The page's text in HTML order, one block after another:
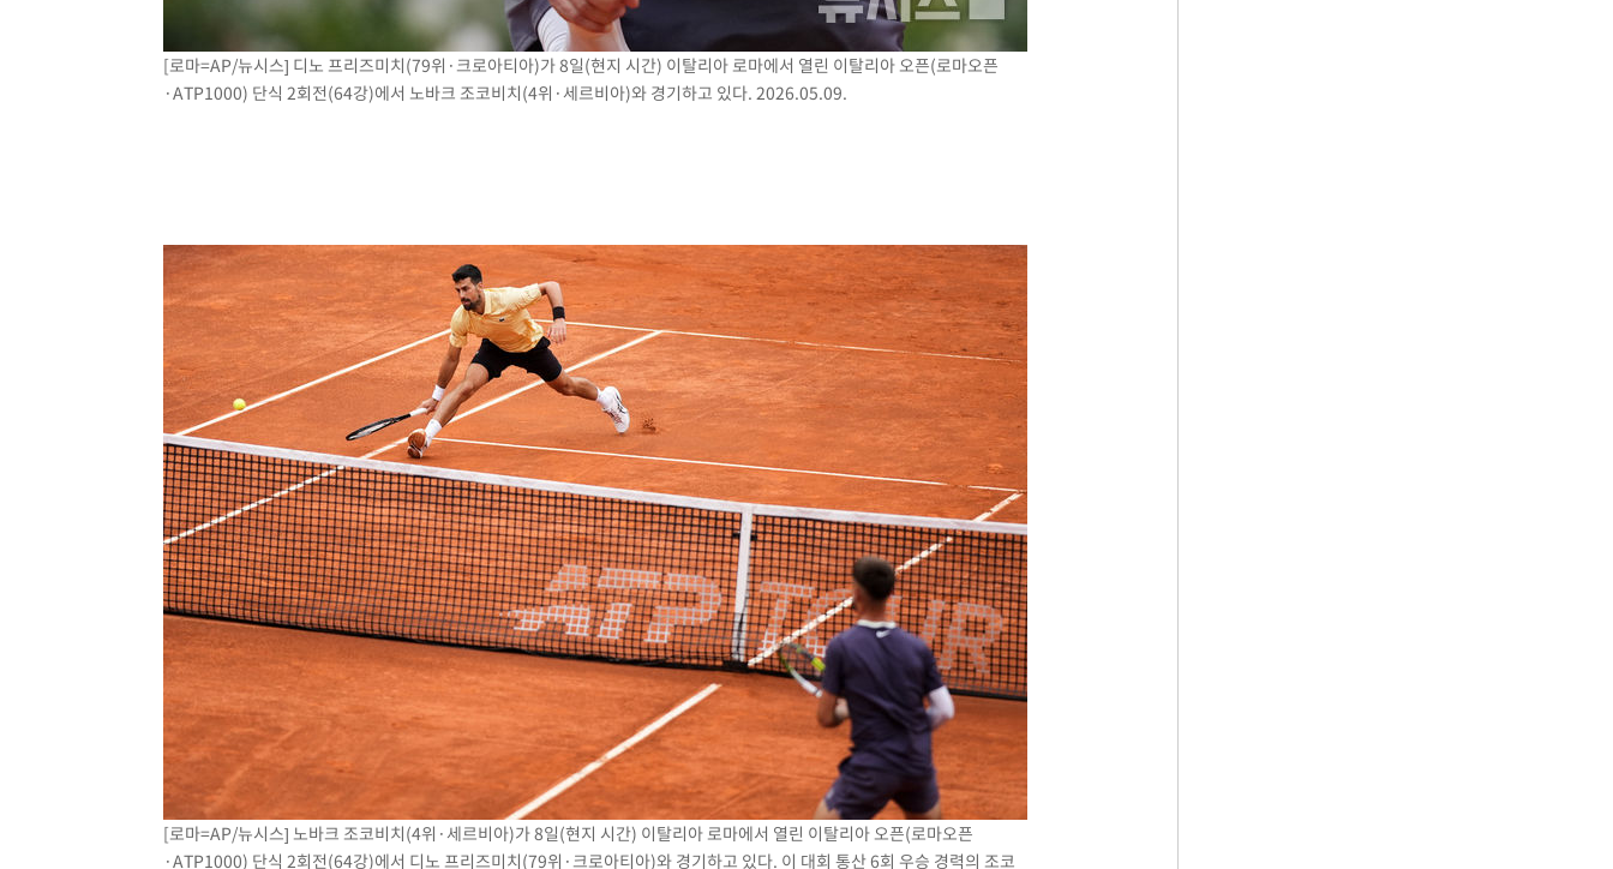
[로마=AP/뉴시스] 디노 프리즈미치(79위·크로아티아)가 8일(현지 시간) 이탈리아 로마에서 열린 이탈리아 오픈(로마오픈
·ATP1000) 단식 2회전(64강)에서 노바크 조코비치(4위·세르비아)와 경기하고 있다. 2026.05.09.
[로마=AP/뉴시스] 노바크 조코비치(4위·세르비아)가 8일(현지 시간) 이탈리아 로마에서 열린 이탈리아 오픈(로마오픈
·ATP1000) 단식 2회전(64강)에서 디노 프리즈미치(79위·크로아티아)와 경기하고 있다. 이 대회 통산 6회 우승 경력의 조코